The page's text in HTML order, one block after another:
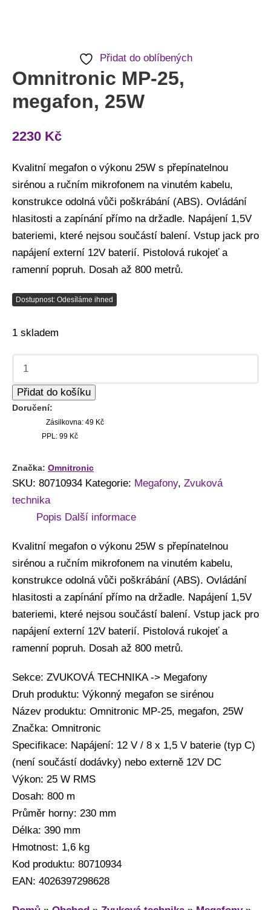
Přidat do oblíbených
Omnitronic MP-25,
megafon, 25W
2230 Kč
Kvalitní megafon o výkonu 25W s přepínatelnou
sirénou a ručním mikrofonem na vinutém kabelu,
konstrukce odolná vůči poškrábání (ABS). Ovládání
hlasitosti a zapínání přímo na držadle. Napájení 1,5V
bateriemi, které nejsou součástí balení. Vstup jack pro
napájení externí 12V baterií. Pistolová rukojeť a
ramenní popruh. Dosah až 800 metrů.
Dostupnost: Odesíláme ihned
1 skladem
Přidat do košíku
Doručení:
Zásilkovna: 49 Kč
PPL: 99 Kč
Značka: Omnitronic
SKU: 80710934 Kategorie: Megafony, Zvuková
technika
Popis Další informace
Kvalitní megafon o výkonu 25W s přepínatelnou
sirénou a ručním mikrofonem na vinutém kabelu,
konstrukce odolná vůči poškrábání (ABS). Ovládání
hlasitosti a zapínání přímo na držadle. Napájení 1,5V
bateriemi, které nejsou součástí balení. Vstup jack pro
napájení externí 12V baterií. Pistolová rukojeť a
ramenní popruh. Dosah až 800 metrů.
Sekce: ZVUKOVÁ TECHNIKA -> Megafony
Druh produktu: Výkonný megafon se sirénou
Název produktu: Omnitronic MP-25, megafon, 25W
Značka: Omnitronic
Specifikace: Napájení: 12 V / 8 x 1,5 V baterie (typ C)
(není součástí dodávky) nebo externě 12V DC
Výkon: 25 W RMS
Dosah: 800 m
Průměr horny: 230 mm
Délka: 390 mm
Hmotnost: 1,6 kg
Kod produktu: 80710934
EAN: 4026397298628